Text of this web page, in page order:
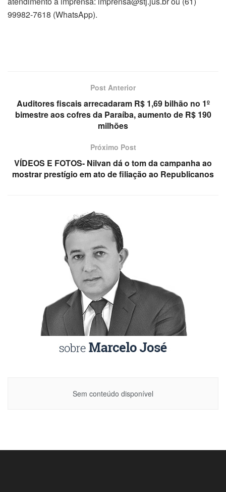
99982-7618 (WhatsApp).
Post Anterior
Auditores fiscais arrecadaram R$ 1,69 bilhão no 1º
bimestre aos cofres da Paraíba, aumento de R$ 190
milhões
Próximo Post
VÍDEOS E FOTOS- Nilvan dá o tom da campanha ao
mostrar prestígio em ato de filiação ao Republicanos
Sem conteúdo disponível